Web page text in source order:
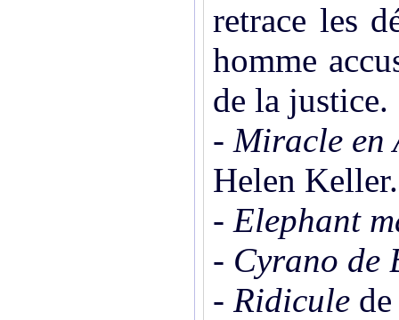
retrace les
homme
de la justice.
- Miracle en
Helen Keller.
- Elephant
- Cyrano de
- Ridicule